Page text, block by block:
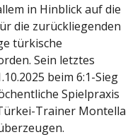
in Hinblick auf die
die zurückliegenden
türkische
Sein letztes
beim 6:1-Sieg
Spielpraxis
Trainer Montella